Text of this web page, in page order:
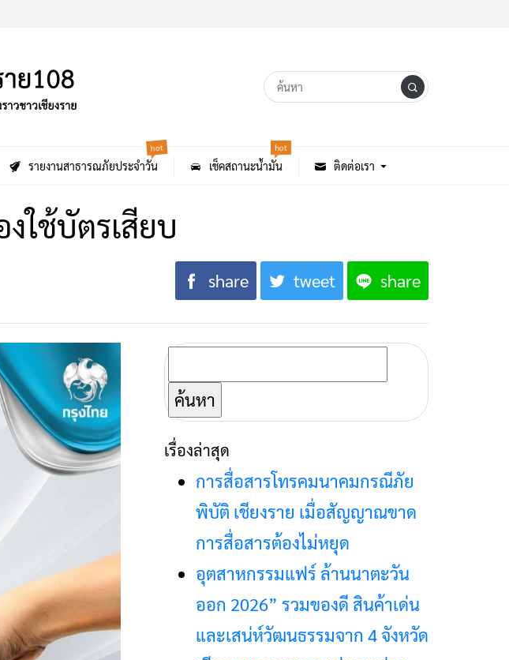
รายงานสาธารณภัยประจำวัน
hot
เช็คสถานะน้ำมัน
hot
ติดต่อเรา
ใช้บัตรเสียบ
share tweet share
ค้นหา
สำหรับ:
เรื่องล่าสุด
การสื่อสารโทรคมนาคมกรณีภัย
พิบัติ เชียงราย เมื่อสัญญาณขาด
การสื่อสารต้องไม่หยุด
อุตสาหกรรมแฟร์ ล้านนาตะวัน
ออก 2026” รวมของดี สินค้าเด่น
และเสน่ห์วัฒนธรรมจาก 4 จังหวัด